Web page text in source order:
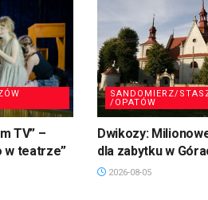
TV” –
w teatrze”
SANDOMIERZ/
/OPATÓW
Dwikozy:
dla zabytku w
2026-08-05